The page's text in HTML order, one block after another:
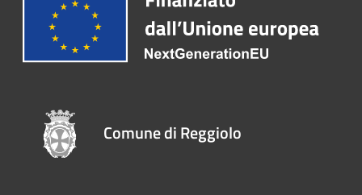
Comune di Reggiolo